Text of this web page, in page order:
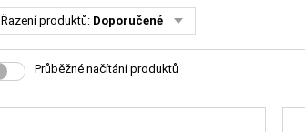
Řazení produktů: Doporučené
Průběžné načítání produktů